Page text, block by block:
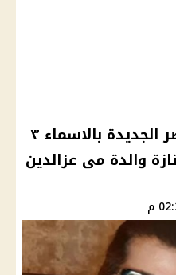
داخل كنيسة الملاك بمصر الجديدة بالاسماء ٣
والدة مى عزالدين